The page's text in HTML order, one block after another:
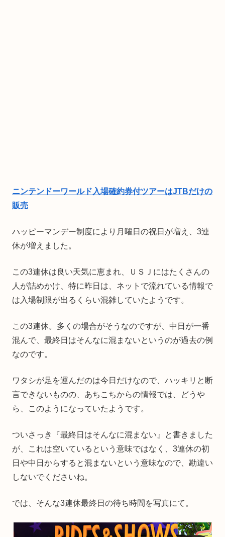
ニンテンドーワールド入場確約券付ツアーはJTBだけの
販売
ハッピーマンデー制度により月曜日の祝日が増え、3連
休が増えました。
この3連休は良い天気に恵まれ、ＵＳＪにはたくさんの
人が詰めかけ、特に昨日は、ネットで流れている情報で
は入場制限が出るくらい混雑していたようです。
この3連休。多くの場合がそうなのですが、中日が一番
混んで、最終日はそんなに混まないというのが過去の例
なのです。
ワタシが足を運んだのは今日だけなので、ハッキリと断
言できないものの、あちこちからの情報では、どうや
ら、このようになっていたようです。
ついさっき『最終日はそんなに混まない』と書きました
が、これは空いているという意味ではなく、3連休の初
日や中日からすると混まないという意味なので、勘違い
しないでくださいね。
では、そんな3連休最終日の待ち時間を写真にて。